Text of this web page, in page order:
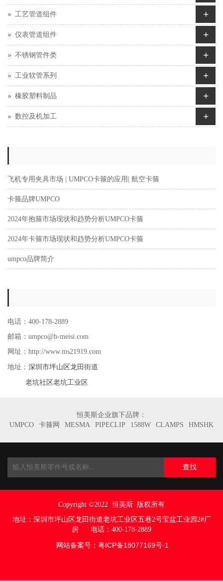
工艺管道组件 +
仪表管道组件 +
不锈钢管件类 +
工业软管系列 +
橡胶塑料制品 +
数控及机加工 +
飞机专用夹具市场 | UMPCO卡箍的应用| 航空卡箍
卡箍品牌UMPCO
2024年抱箍市场现状和趋势分析UMPCO卡箍
2024年卡箍市场现状和趋势分析UMPCO卡箍
umpco品牌简介
电话：400-178-2889
邮箱：umpco@h-meisi.com
网址：http://www.ms21919.com
地址： 深圳市坪山区龙田街道
老坑社区老坑工业区
恒美斯企业旗下品牌：
UMPCO
卡箍网 MESMA PIPECLIP 1588W CLAMPS HMSHK
查找
Copyright ©2022 恒美斯 版权所有
地址： 深圳市坪山区龙田街道老坑工业区五巷2号宝盆工业园2#厂
房 电话：400-178-2889
网站备案号： 粤ICP备18077169号-1